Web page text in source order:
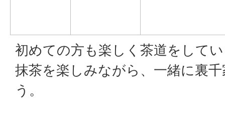
初めての方も楽しく茶道をして
抹茶を楽しみながら、一緒に裏
う。